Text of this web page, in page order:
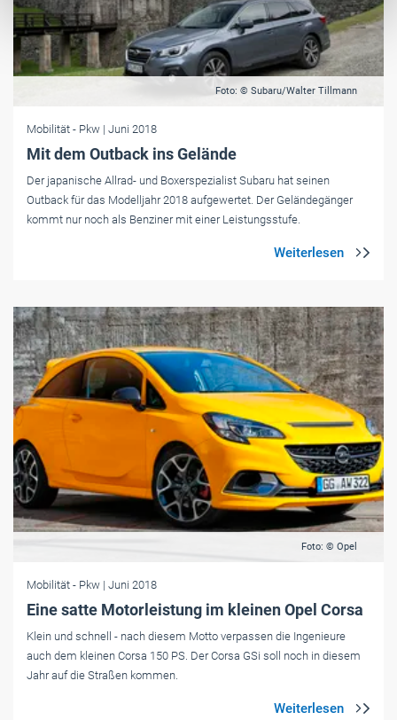
Foto: © Subaru/Walter Tillmann
Mobilität - Pkw | Juni 2018
Mit dem Outback ins Gelände
Der japanische Allrad- und Boxerspezialist Subaru hat seinen
Outback für das Modelljahr 2018 aufgewertet. Der Geländegänger
kommt nur noch als Benziner mit einer Leistungsstufe.
Foto: © Opel
Mobilität - Pkw | Juni 2018
Eine satte Motorleistung im kleinen Opel Corsa
Klein und schnell - nach diesem Motto verpassen die Ingenieure
auch dem kleinen Corsa 150 PS. Der Corsa GSi soll noch in diesem
Jahr auf die Straßen kommen.